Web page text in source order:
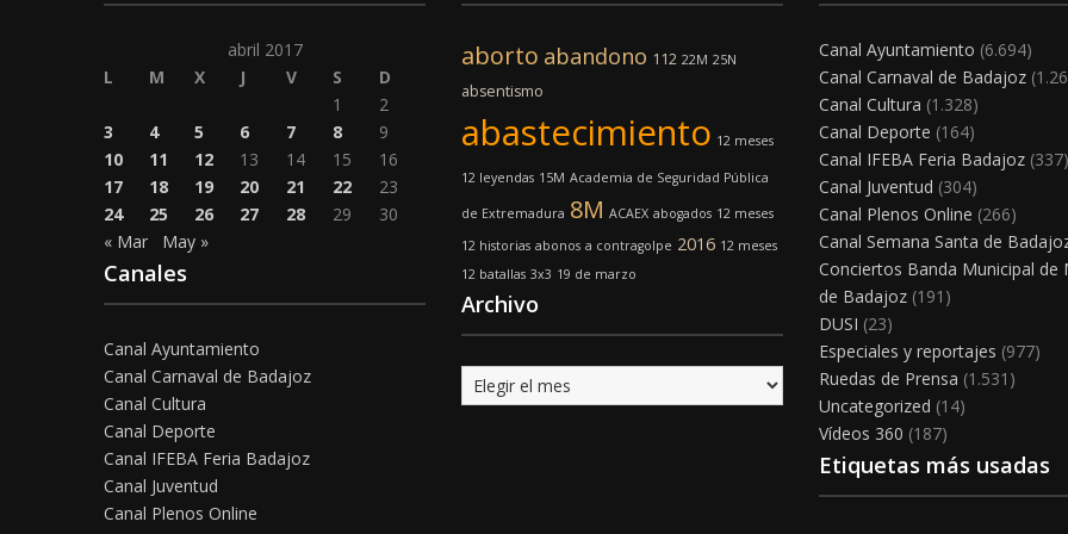
abril 2017
L
M X J V S
D
1
2
3
4 5 6 7 8
9
10
11 12 13 14 15
16
17
18 19 20 21 22
23
24
25 26 27 28 29
30
« Mar
May »
Canales
Canal Ayuntamiento
Canal Carnaval de Badajoz
Canal Cultura
Canal Deporte
Canal IFEBA Feria Badajoz
Canal Juventud
Canal Plenos Online
aborto abandono 112 22M 25N
absentismo
abastecimiento 12 meses
12 leyendas 15M Academia de Seguridad Pública
de Extremadura 8M ACAEX abogados 12 meses
12 historias abonos a contragolpe 2016 12 meses
12 batallas 3x3 19 de marzo
Archivo
Archivo
Canal Ayuntamiento (6.694)
Canal Carnaval de Badajoz
Canal Cultura (1.328)
Canal Deporte (164)
Canal IFEBA Feria Badajoz (337)
Canal Juventud (304)
Canal Plenos Online (266)
Canal Semana Santa de
Conciertos Banda Municipal de
de Badajoz (191)
DUSI (23)
Especiales y reportajes (977)
Ruedas de Prensa (1.531)
Uncategorized (14)
Vídeos 360 (187)
Etiquetas más usadas